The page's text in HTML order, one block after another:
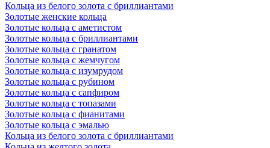
Кольца из белого золота с бриллиантами
Золотые женские кольца
Золотые кольца с аметистом
Золотые кольца с бриллиантами
Золотые кольца с гранатом
Золотые кольца с жемчугом
Золотые кольца с изумрудом
Золотые кольца с рубином
Золотые кольца с сапфиром
Золотые кольца с топазами
Золотые кольца с фианитами
Золотые кольца с эмалью
Кольца из белого золота с бриллиантами